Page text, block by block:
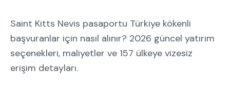
Saint Kitts Nevis pasaportu Türkiye kökenli
başvuranlar için nasıl alınır? 2026 güncel yatırım
seçenekleri, maliyetler ve 157 ülkeye vizesiz
erişim detayları.